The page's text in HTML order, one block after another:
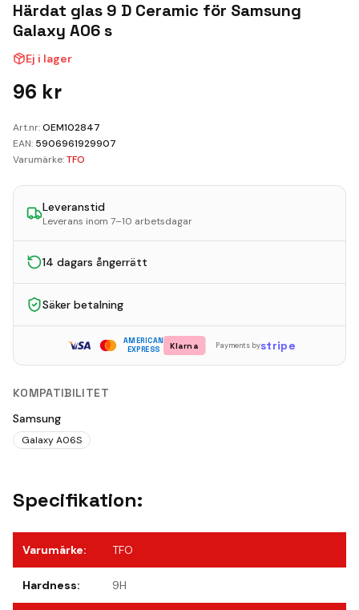
Kundvagn
Härdat glas 9 D Ceramic för Samsung
Galaxy A06 s
Ej i lager
96 kr
Art.nr:OEM102847
EAN: 5906961929907
Varumärke:TFO
Leveranstid
Leverans inom 7–10 arbetsdagar
14 dagars ångerrätt
Säker betalning
AMERICAN
EXPRESS
Klarna Payments bystripe
KOMPATIBILITET
Samsung
Galaxy A06S
Specifikation:
Varumärke: TFO
Hardness: 9H